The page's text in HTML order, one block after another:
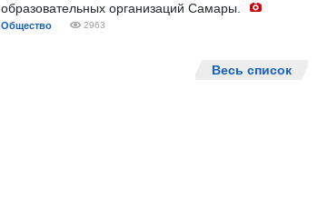
образовательных организаций Самары.
Общество 2963
Весь список